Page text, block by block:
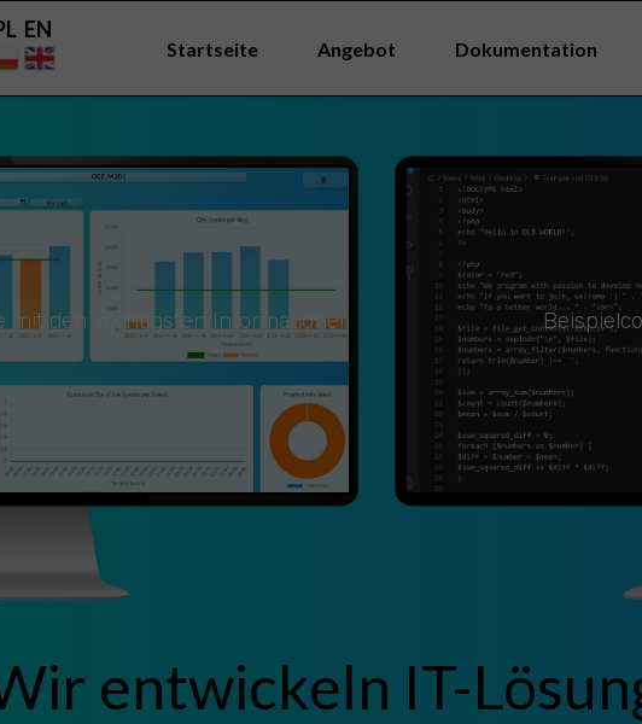
Startseite Angebot Dokumentation
EN
mit den wichtigsten Informationen
entwickeln IT-